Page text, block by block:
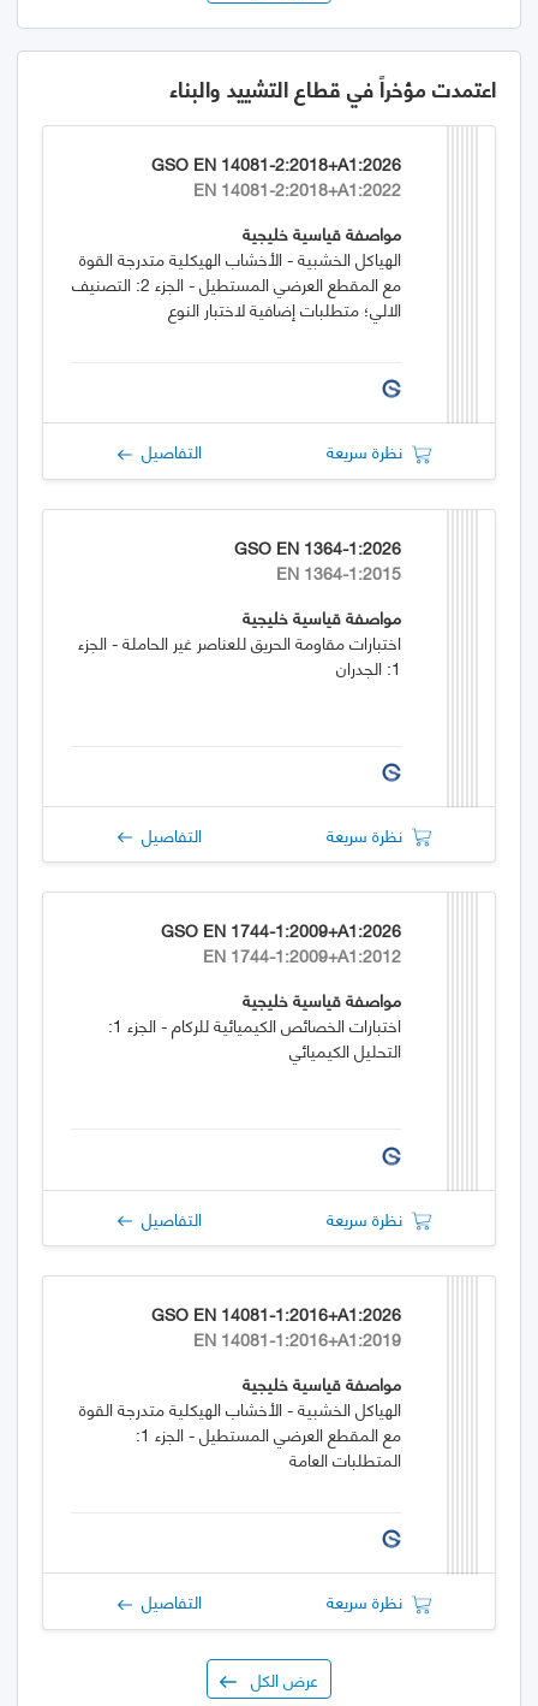
اعتمدت مؤخراً في قطاع التشييد والبناء
GSO EN 14081-2:2018+A1:2026
EN 14081-2:2018+A1:2022
مواصفة قياسية خليجية
الهياكل الخشبية - الأخشاب الهيكلية متدرجة القوة
مع المقطع العرضي المستطيل - الجزء 2: التصنيف
الالي؛ متطلبات إضافية لاختبار النوع
نظرة سريعة التفاصيل
GSO EN 1364-1:2026
EN 1364-1:2015
مواصفة قياسية خليجية
اختبارات مقاومة الحريق للعناصر غير الحاملة - الجزء
1: الجدران
نظرة سريعة التفاصيل
GSO EN 1744-1:2009+A1:2026
EN 1744-1:2009+A1:2012
مواصفة قياسية خليجية
اختبارات الخصائص الكيميائية للركام - الجزء 1:
التحليل الكيميائي
نظرة سريعة التفاصيل
GSO EN 14081-1:2016+A1:2026
EN 14081-1:2016+A1:2019
مواصفة قياسية خليجية
الهياكل الخشبية - الأخشاب الهيكلية متدرجة القوة
مع المقطع العرضي المستطيل - الجزء 1:
المتطلبات العامة
نظرة سريعة التفاصيل
عرض الكل